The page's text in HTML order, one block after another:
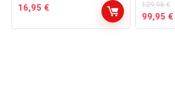
16,95 € 129,95€
Le
prix
99,95 €